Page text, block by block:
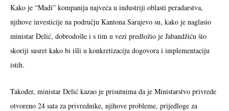
Kako je “Madi” kompanija najveća u industriji oblasti peradarstva,
njihove investicije na području Kantona Sarajevo su, kako je naglasio
ministar Delić, dobrodošle i s tim u vezi predložio je Jabandžiću što
skoriji susret kako bi išli u konkretizaciju dogovora i implementaciju
istih.
Također, ministar Delić kazao je prisutnima da je Ministarstvo privrede
otvoreno 24 sata za privrednike, njihove probleme, prijedloge za